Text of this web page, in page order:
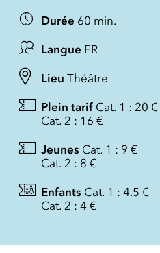
Durée 60 min.
Langue FR
Lieu Théâtre
Plein tarif Cat. 1 : 20 €
Cat. 2 : 16 €
Jeunes Cat. 1 : 9 €
Cat. 2 : 8 €
Enfants Cat. 1 : 4.5 €
Cat. 2 : 4 €